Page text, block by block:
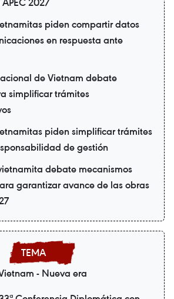
piden compartir datos
en respuesta ante
de Vietnam debate
simplificar trámites
piden simplificar trámites
de gestión
debate mecanismos
garantizar avance de las obras
- Nueva era